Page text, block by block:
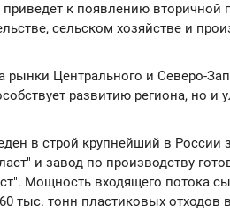
к появлению вторичной
сельском хозяйстве и
рынки Центрального и Северо-
развитию региона, но и
в строй крупнейший в России
и завод по производству
Мощность входящего потока
тыс. тонн пластиковых отходов